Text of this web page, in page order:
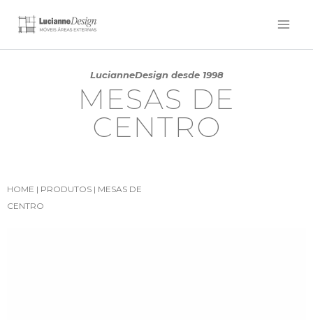
LucianneDesign desde 1998
MESAS DE
CENTRO
HOME | PRODUTOS | MESAS DE
CENTRO